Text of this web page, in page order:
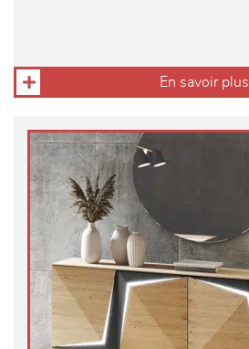
En savoir plus